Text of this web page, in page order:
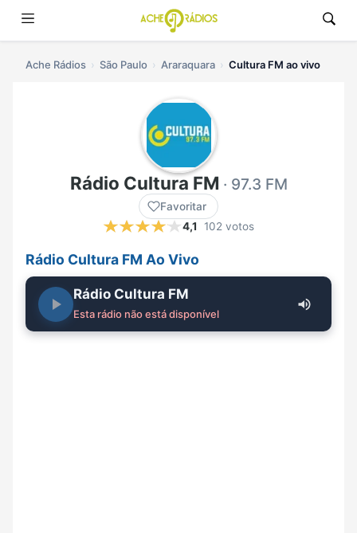
Ache Rádios São Paulo Araraquara Cultura FM ao vivo
Rádio Cultura FM · 97.3 FM
Favoritar
4,1
102 votos
Rádio Cultura FM Ao Vivo
Rádio Cultura FM
Esta rádio não está disponível